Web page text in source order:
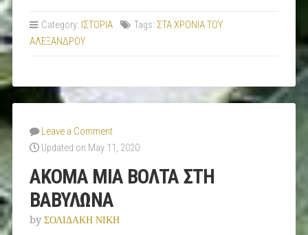
Category: ΙΣΤΟΡΙΑ Tags: ΣΤΑ ΧΡΟΝΙΑ ΤΟΥ
ΑΛΕΞΑΝΔΡΟΥ
Leave a Comment
Updated on May 11, 2020
ΑΚΟΜΑ ΜΙΑ ΒΟΛΤΑ ΣΤΗ
ΒΑΒΥΛΩΝΑ
by ΣΟΛΙΔΑΚΗ ΝΙΚΗ